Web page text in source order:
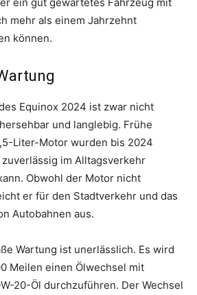
mehr als einem Jahrzehnt
können.
Equinox 2024 ist zwar nicht
und langlebig. Frühe
Liter-Motor wurden bis 2024
im Alltagsverkehr
Obwohl der Motor nicht
er für den Stadtverkehr und das
Autobahnen aus.
Wartung ist unerlässlich. Es wird
Meilen einen Ölwechsel mit
20-Öl durchzuführen. Der Wechsel